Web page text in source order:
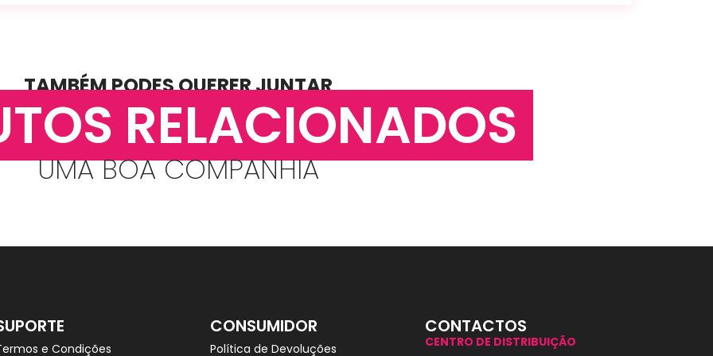
TAMBÉM PODES QUERER JUNTAR
RELACIONADOS
UMA BOA COMPANHIA
e Condições
CONSUMIDOR
Política de Devoluções
CONTACTOS
CENTRO DE DISTRIBUIÇÃO